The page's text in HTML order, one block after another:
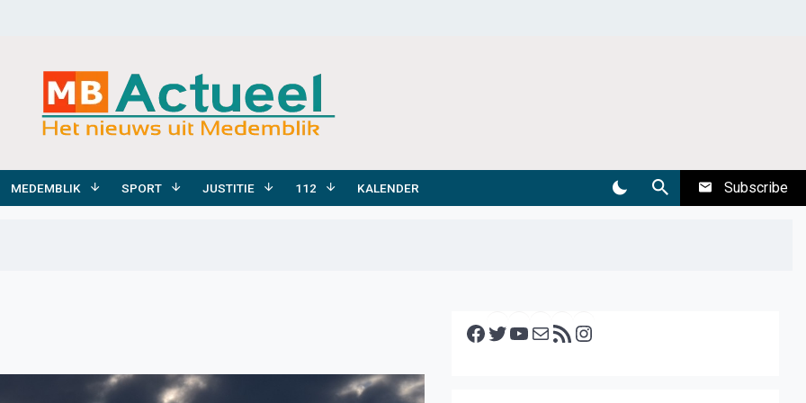
MEDEMBLIK SPORT JUSTITIE 112 KALENDER Subscribe
Facebook Twitter YouTube E-mail RSS feed